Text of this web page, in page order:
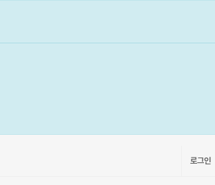
로그인